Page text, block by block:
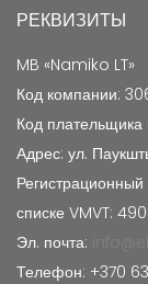
РЕКВИЗИТЫ
MB «Namiko LT»
Код компании:
Код плательщика
Адрес: ул.
списке VMVT:
Эл. почта:
Телефон: +370